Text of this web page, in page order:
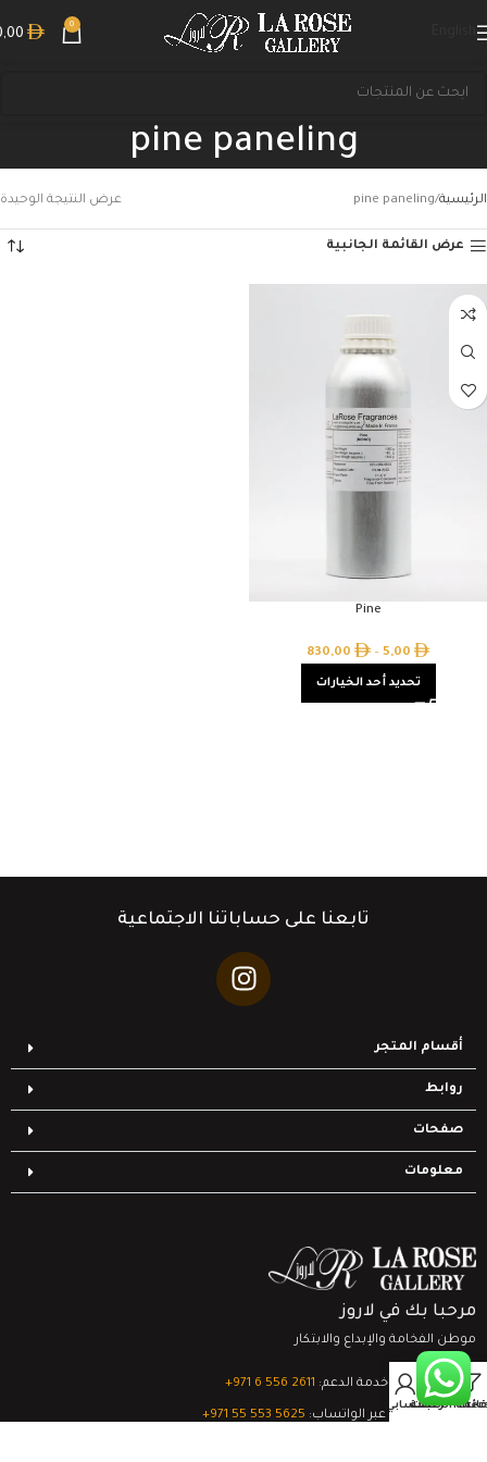
0
pine paneling
الرئيسية pine paneling عرض النتيجة الوحيدة
عرض القائمة الجانبية
Pine
5,00
–
830,00
تحديد أحد الخيارات
تابعنا على حساباتنا الاجتماعية
أقسام المتجر
روابط
صفحات
معلومات
مرحبا بك في لاروز
موطن الفخامة والإبداع والابتكار
تواصل مع خدمة الدعم: ‎+971 6 556 2611
الدعم الفني عبر الواتساب: ‎+971 55 553 5625
قائمة الرغبات
0
السلةحسابي